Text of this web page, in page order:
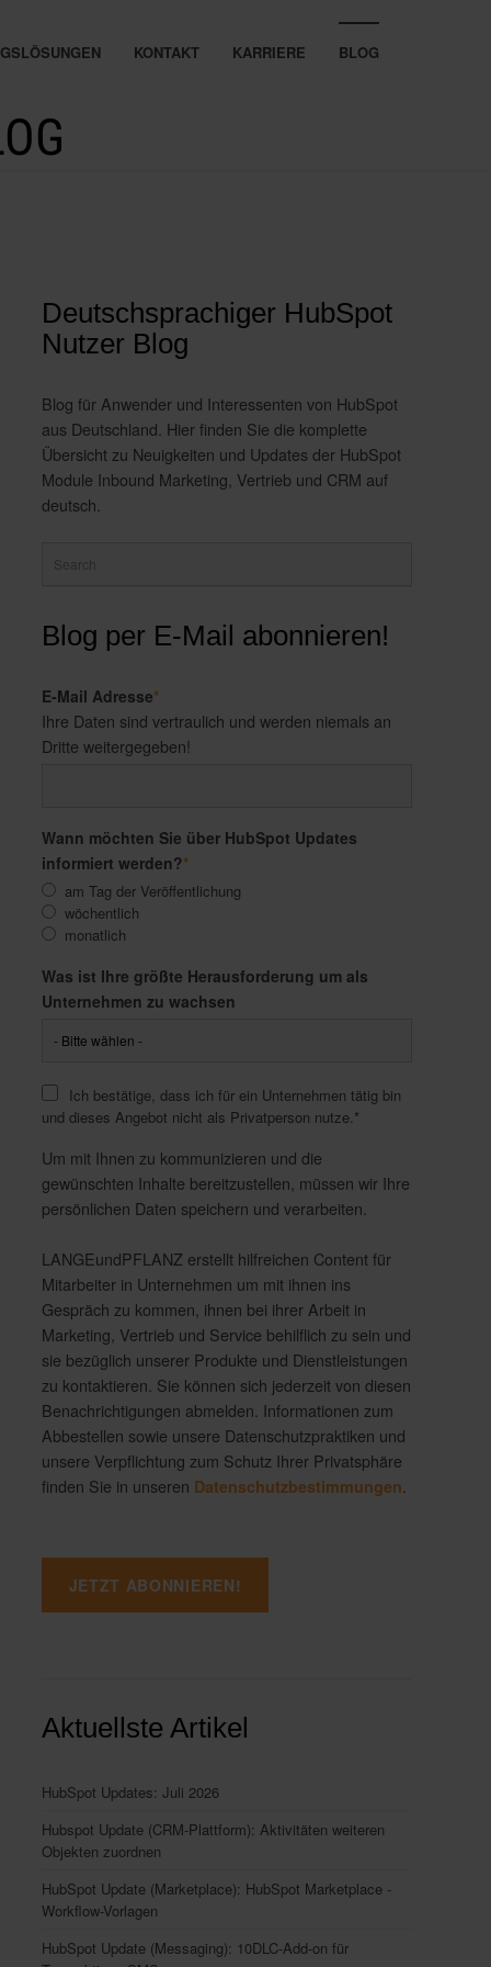
KONTAKT KARRIERE BLOG
Deutschsprachiger HubSpot
Nutzer Blog
Blog für Anwender und Interessenten von HubSpot
aus Deutschland. Hier finden Sie die komplette
Übersicht zu Neuigkeiten und Updates der HubSpot
Module Inbound Marketing, Vertrieb und CRM auf
deutsch.
Blog per E-Mail abonnieren!
E-Mail Adresse*
Ihre Daten sind vertraulich und werden niemals an
Dritte weitergegeben!
Wann möchten Sie über HubSpot Updates
informiert werden?*
am Tag der Veröffentlichung
wöchentlich
monatlich
Was ist Ihre größte Herausforderung um als
Unternehmen zu wachsen
Ich bestätige, dass ich für ein Unternehmen tätig bin
und dieses Angebot nicht als Privatperson nutze. *
Um mit Ihnen zu kommunizieren und die
gewünschten Inhalte bereitzustellen, müssen wir Ihre
persönlichen Daten speichern und verarbeiten.
LANGEundPFLANZ erstellt hilfreichen Content für
Mitarbeiter in Unternehmen um mit ihnen ins
Gespräch zu kommen, ihnen bei ihrer Arbeit in
Marketing, Vertrieb und Service behilflich zu sein und
sie bezüglich unserer Produkte und Dienstleistungen
zu kontaktieren. Sie können sich jederzeit von diesen
Benachrichtigungen abmelden. Informationen zum
Abbestellen sowie unsere Datenschutzpraktiken und
unsere Verpflichtung zum Schutz Ihrer Privatsphäre
finden Sie in unseren Datenschutzbestimmungen
Aktuellste Artikel
HubSpot Updates: Juli 2026
Hubspot Update (CRM-Plattform): Aktivitäten weiteren
Objekten zuordnen
HubSpot Update (Marketplace): HubSpot Marketplace -
Workflow-Vorlagen
HubSpot Update (Messaging): 10DLC-Add-on für